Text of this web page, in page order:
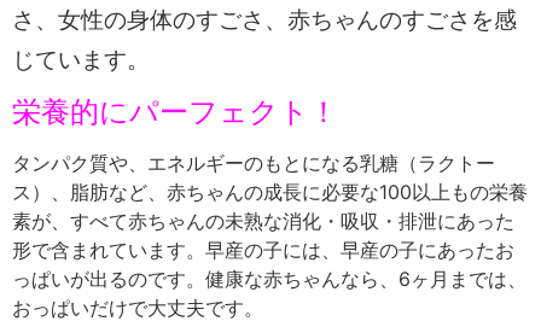
さ、女性の身体のすごさ、赤ちゃんのすごさを感
じています。
栄養的にパーフェクト！
タンパク質や、エネルギーのもとになる乳糖（ラクトー
ス）、脂肪など、赤ちゃんの成長に必要な100以上もの栄養
素が、すべて赤ちゃんの未熟な消化・吸収・排泄にあった
形で含まれています。早産の子には、早産の子にあったお
っぱいが出るのです。健康な赤ちゃんなら、6ヶ月までは、
おっぱいだけで大丈夫です。